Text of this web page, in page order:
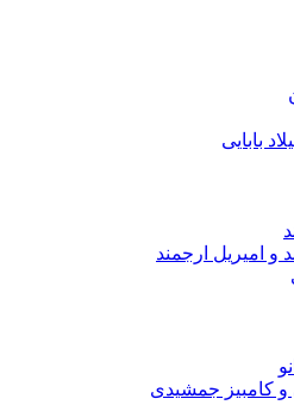
بابایی
و امیریل ارجمند
کامبیز جمشیدی